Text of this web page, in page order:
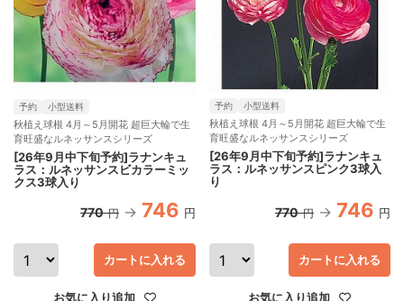
予約 小型送料
秋植え球根 4月～5月開花 超巨大輪で生
育旺盛なルネッサンスシリーズ
[26年9月中下旬予約]ラナンキュ
ラス：ルネッサンスビカラーミッ
クス3球入り
770 円 746 円
お気に入り追加
カートに入れる
予約 小型送料
秋植え球根 4月～5月開花 超巨大輪で生
育旺盛なルネッサンスシリーズ
[26年9月中下旬予約]ラナンキュ
ラス：ルネッサンスピンク3球入
り
770 円 746 円
お気に入り追加
カートに入れる